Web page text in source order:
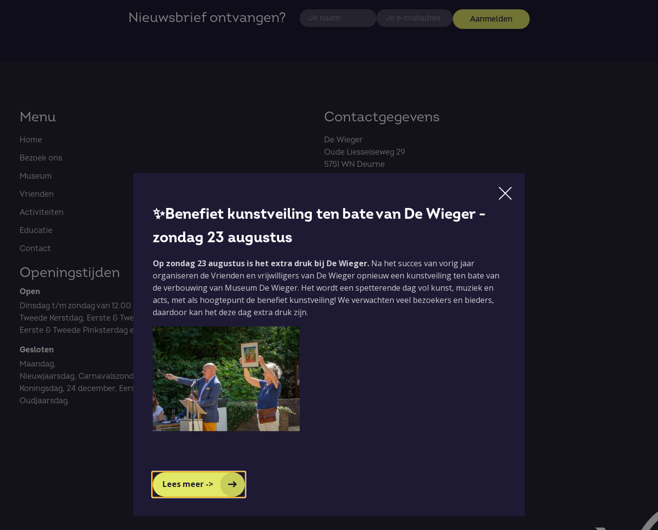
Nieuwsbrief ontvangen? Aanmelden
Menu
Home
Bezoek ons
Museum
Vrienden
Activiteiten
Educatie
Contact
Contactgegevens
De Wieger
Oude Liesselseweg 29
5751 WN Deurne
0493 32 29 30
Openingstijden
Open
Dinsdag t/m zondag van 12.00 tot 17.00 uur.
Tweede Kerstdag, Eerste & Tweede Paasdag,
Eerste & Tweede Pinksterdag en Hemelvaartsdag.
Gesloten
Maandag.
Nieuwjaarsdag, Carnavalszondag- en dinsdag,
Koningsdag, 24 december, Eerste Kerstdag,
Oudjaarsdag.
Praktisch
ANBI-status, beleidsplan en jaarverslagen
✨Benefiet kunstveiling ten bate van De Wieger -
zondag 23 augustus
Op zondag 23 augustus is het extra druk bij De Wieger. Na het succes van vorig jaar
organiseren de Vrienden en vrijwilligers van De Wieger opnieuw een kunstveiling ten bate van
de verbouwing van Museum De Wieger. Het wordt een spetterende dag vol kunst, muziek en
acts, met als hoogtepunt de benefiet kunstveiling! We verwachten veel bezoekers en bieders,
daardoor kan het deze dag extra druk zijn.
Lees meer ->